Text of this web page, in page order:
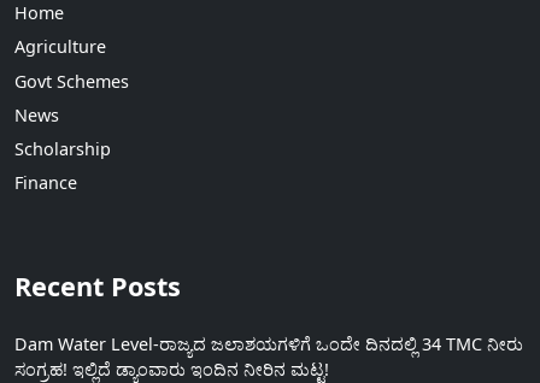
Home
Agriculture
Govt Schemes
News
Scholarship
Finance
Recent Posts
Dam Water Level-ರಾಜ್ಯದ ಜಲಾಶಯಗಳಿಗೆ ಒಂದೇ ದಿನದಲ್ಲಿ 34 TMC ನೀರು
ಸಂಗ್ರಹ! ಇಲ್ಲಿದೆ ಡ್ಯಾಂವಾರು ಇಂದಿನ ನೀರಿನ ಮಟ್ಟ!